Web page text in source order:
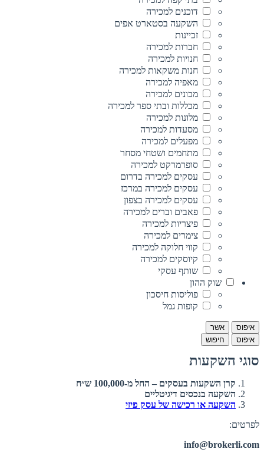
דוכנים למכירה
השקעה בסטארט אפים
זכיינות
חברות למכירה
חנויות למכירה
חנות משקאות למכירה
מאפיה למכירה
מכונים למכירה
מכללות ובתי ספר למכירה
מלונות למכירה
מסעדות למכירה
מפעלים למכירה
מתחמים ושטחי מסחר
סופרמרקט למכירה
עסקים למכירה בדרום
עסקים למכירה במרכז
עסקים למכירה בצפון
פאבים וברים למכירה
פיצריות למכירה
צימרים למכירה
קווי חלוקה למכירה
קיוסקים למכירה
שותף עסקי
שוק ההון
פוליסות חיסכון
קופות גמל
איפוס
אשר
איפוס
חיפוש
סוגי השקעות
קרן השקעות בעסקים – החל מ-100,000 ש״ח
השקעה בנכסים דיגיטליים
השקעה או רכישה של עסק פיזי
לפרטים:
info@brokerli.com